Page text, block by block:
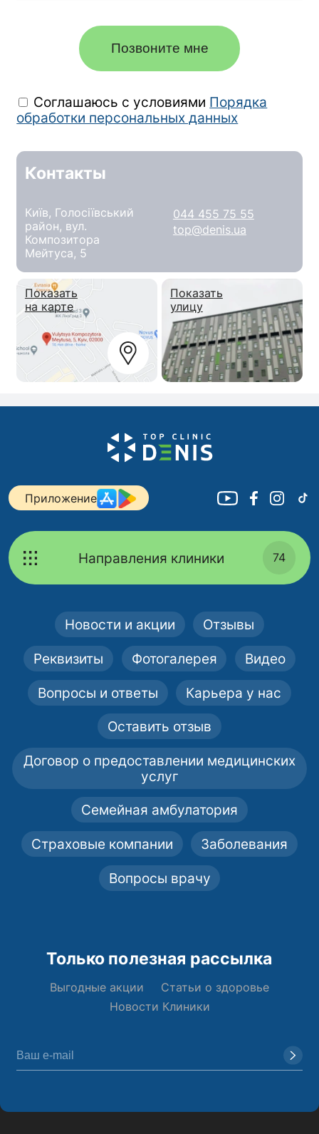
Позвоните мне
Соглашаюсь с условиями Порядка
обработки персональных данных
Контакты
Київ, Голосіївський
район, вул.
Композитора
Мейтуса, 5
044 455 75 55
top@denis.ua
Показать
на карте
Показать
улицу
Приложение
Направления клиники 74
Новости и акции Отзывы
Реквизиты Фотогалерея Видео
Вопросы и ответы Карьера у нас
Оставить отзыв
Договор о предоставлении медицинских
услуг
Семейная амбулатория
Страховые компании Заболевания
Вопросы врачу
Только полезная рассылка
Выгодные акции
Статьи о здоровье
Новости Клиники